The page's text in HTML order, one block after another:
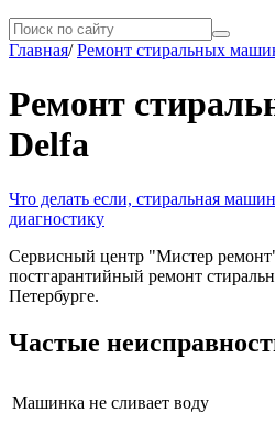
Главная/Ремонт стиральных
Ремонт
Delfa
Что делать если, стиральная
диагностику
Сервисный центр "Мистер
постгарантийный ремонт
Петербурге.
Частые
Машинка не сливает воду